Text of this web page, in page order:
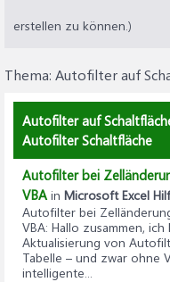
erstellen zu können.)
Thema: Autofilter auf
Autofilter auf
Autofilter Schaltfläche
Autofilter bei
VBA in Microsoft Excel
Autofilter bei
VBA: Hallo zusammen,
Aktualisierung von
Tabelle – und zwar ohne
intelligente...